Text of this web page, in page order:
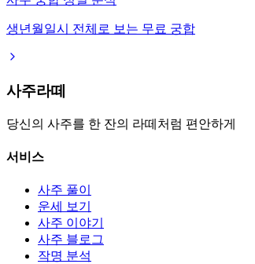
생년월일시 전체로 보는 무료 궁합
사주라떼
당신의 사주를 한 잔의 라떼처럼 편안하게
서비스
사주 풀이
운세 보기
사주 이야기
사주 블로그
작명 분석